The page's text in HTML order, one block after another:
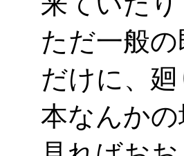
ただ一般
だけに、
本なんか